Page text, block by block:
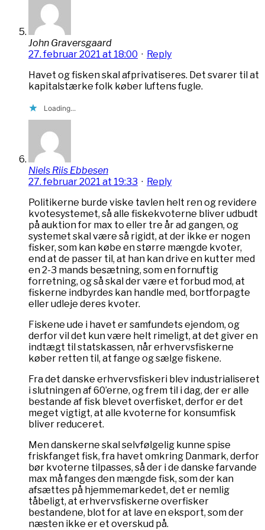
John Graversgaard
27. februar 2021 at 18:00 · Reply
Havet og fisken skal afprivatiseres. Det svarer til at
kapitalstærke folk køber luftens fugle.
Loading...
Niels Riis Ebbesen
27. februar 2021 at 19:33 · Reply
Politikerne burde viske tavlen helt ren og revidere
kvotesystemet, så alle fiskekvoterne bliver udbudt
på auktion for max to eller tre år ad gangen, og
systemet skal være så rigidt, at der ikke er nogen
fisker, som kan købe en større mængde kvoter,
end at de passer til, at han kan drive en kutter med
en 2-3 mands besætning, som en fornuftig
forretning, og så skal der være et forbud mod, at
fiskerne indbyrdes kan handle med, bortforpagte
eller udleje deres kvoter.
Fiskene ude i havet er samfundets ejendom, og
derfor vil det kun være helt rimeligt, at det giver en
indtægt til statskassen, når erhvervsfiskerne
køber retten til, at fange og sælge fiskene.
Fra det danske erhvervsfiskeri blev industrialiseret
i slutningen af 60’erne, og frem til i dag, der er alle
bestande af fisk blevet overfisket, derfor er det
meget vigtigt, at alle kvoterne for konsumfisk
bliver reduceret.
Men danskerne skal selvfølgelig kunne spise
friskfanget fisk, fra havet omkring Danmark, derfor
bør kvoterne tilpasses, så der i de danske farvande
max må fanges den mængde fisk, som der kan
afsættes på hjemmemarkedet, det er nemlig
tåbeligt, at erhvervsfiskerne overfisker
bestandene, blot for at lave en eksport, som der
næsten ikke er et overskud på.